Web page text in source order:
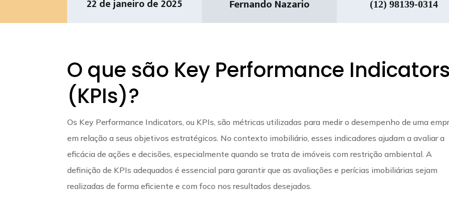
22 de janeiro de 2025 Fernando Nazario (12) 98139-0314
O que são Key Performance Indicators
(KPIs)?
Os Key Performance Indicators, ou KPIs, são métricas utilizadas para medir o desempenho de uma
em relação a seus objetivos estratégicos. No contexto imobiliário, esses indicadores ajudam a avaliar a
eficácia de ações e decisões, especialmente quando se trata de imóveis com restrição ambiental. A
definição de KPIs adequados é essencial para garantir que as avaliações e perícias imobiliárias sejam
realizadas de forma eficiente e com foco nos resultados desejados.